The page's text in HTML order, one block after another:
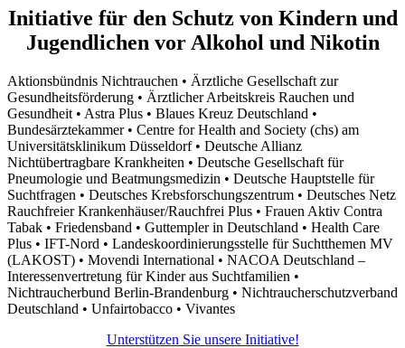
Initiative für den Schutz von Kindern und
Jugendlichen vor Alkohol und Nikotin
Aktionsbündnis Nichtrauchen • Ärztliche Gesellschaft zur
Gesundheitsförderung • Ärztlicher Arbeitskreis Rauchen und
Gesundheit • Astra Plus • Blaues Kreuz Deutschland •
Bundesärztekammer • Centre for Health and Society (chs) am
Universitätsklinikum Düsseldorf • Deutsche Allianz
Nichtübertragbare Krankheiten • Deutsche Gesellschaft für
Pneumologie und Beatmungsmedizin • Deutsche Hauptstelle für
Suchtfragen • Deutsches Krebsforschungszentrum • Deutsches Netz
Rauchfreier Krankenhäuser/Rauchfrei Plus • Frauen Aktiv Contra
Tabak • Friedensband • Guttempler in Deutschland • Health Care
Plus • IFT-Nord • Landeskoordinierungsstelle für Suchtthemen MV
(LAKOST) • Movendi International • NACOA Deutschland –
Interessenvertretung für Kinder aus Suchtfamilien •
Nichtraucherbund Berlin-Brandenburg • Nichtraucherschutzverband
Deutschland • Unfairtobacco • Vivantes
Unterstützen Sie unsere Initiative!